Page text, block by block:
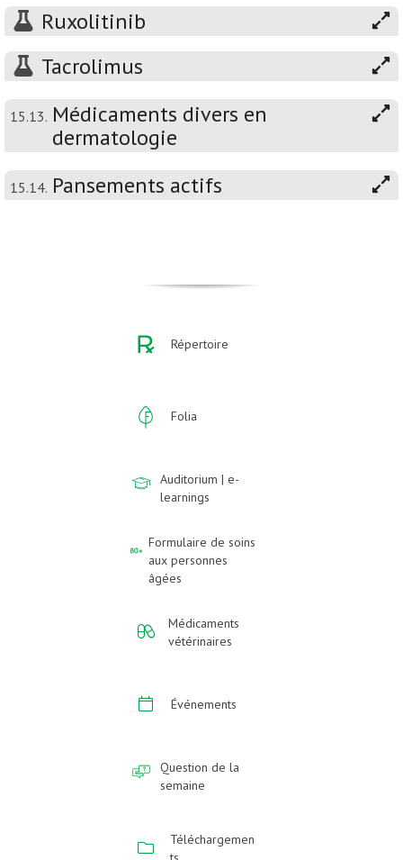
Ruxolitinib
Tacrolimus
15.13. Médicaments divers en
dermatologie
15.14. Pansements actifs
Répertoire
Folia
Auditorium | e-
learnings
Formulaire de soins
aux personnes
âgées
Médicaments
vétérinaires
Événements
Question de la
semaine
Téléchargemen